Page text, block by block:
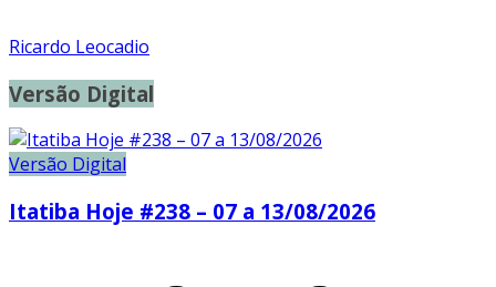
Ricardo Leocadio
Versão Digital
Versão Digital
Itatiba Hoje #238 – 07 a 13/08/2026